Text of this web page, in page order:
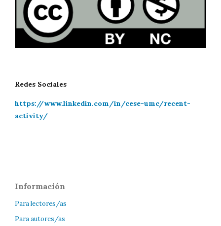
Redes Sociales
https://www.linkedin.com/in/cese-umc/recent-
activity/
Información
Para lectores/as
Para autores/as